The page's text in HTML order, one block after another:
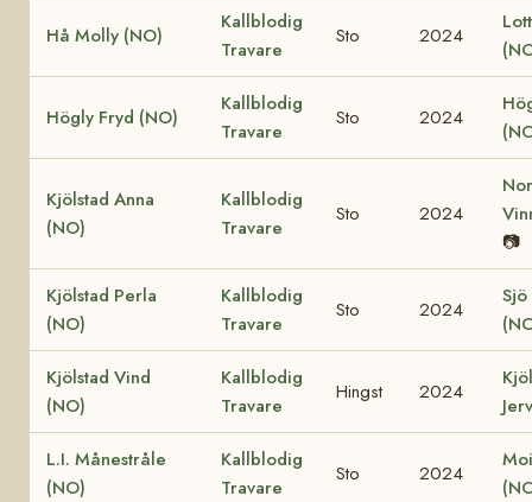
Hå Molly (NO)
Kallblodig
Travare
Sto 2024
Högly Fryd (NO)
Kallblodig
Travare
Sto 2024
Kjölstad Anna
(NO)
Kallblodig
Travare
Sto 2024
📷
Kjölstad Perla
(NO)
Kallblodig
Travare
Sto 2024
Kjölstad Vind
(NO)
Kallblodig
Travare
Hingst 2024
L.I. Månestråle
(NO)
Kallblodig
Travare
Sto 2024